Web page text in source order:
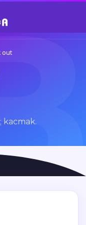
out
kacmak.